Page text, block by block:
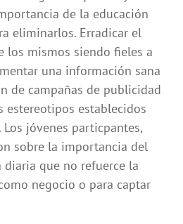
de la educación
eliminarlos. Erradicar el
los mismos siendo fieles a
una información sana
de campañas de publicidad
estereotipos establecidos
jóvenes particpantes,
sobre la importancia del
que no refuerce la
negocio o para captar